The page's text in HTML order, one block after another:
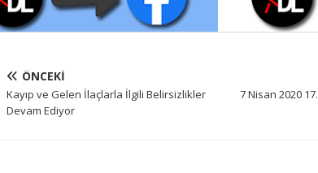
ÖNCEKI
Kayıp ve Gelen İlaçlarla İlgili Belirsizlikler
Devam Ediyor
7 Nisan 2020